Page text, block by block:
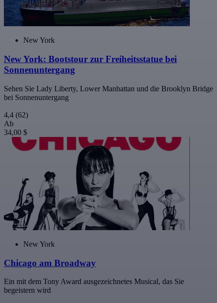
New York
New York: Bootstour zur Freiheitsstatue bei
Sonnenuntergang
Sehen Sie Lady Liberty, Lower Manhattan und die Brooklyn Bridge
bei Sonnenuntergang
4,4 (62)
Ab
34,00 $
New York
Chicago am Broadway
Ein mit dem Tony Award ausgezeichnetes Musical, das Sie
begeistern wird